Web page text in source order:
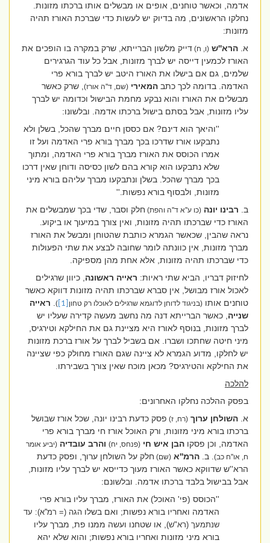
אדמה, וכאשר טוחנים, אופים או מבשלים אותו ברכתו מזונות.
נחלקו הראשונים, מה בדיוק יש לעשות כדי שברכת האורז תהיה
מזונות:
א.הרא''ש (ו, ח) דייק מלשון הברייתא, שרק במקרה בו הופכים את
האורז לכמעין דייסה יש לברך מזונות, אבל כל עוד הגרגירים
שלמים, גם אם בישלו את האורז היטב יש לברך בורא פרי
האדמה. בדומה לכך כתבהמאירי (שם, ד''ה אורז), שרק כאשר
מבשלים את האורז והוא נבקע מחמת הבישול וכדומה יש לברך
עליו מזונות, אבל בסתם בישול ברכתו אדמה. ובלשונו:
''והיאך הוא דינם? אם כססן חיים מברך שהכל, בשלן ולא
נתבקעו אורז שדרכו בכך מברך בורא פרי האדמה ועל זו
אמרו הכוסס את האורז מברך בורא פרי האדמה, ומתוך
שלא נתבקעו הוא קורא בהם לשון כסיסה ודוחן שאין דרכו
בכך מברך שהכל. בשלן ונתבקעו מברך עליהם בורא מיני
מזונות, ולבסוף בורא נפשות.''
ב.רבינו יונה (כו ע''א ד''ה והפת)חלק וסבר, שדי בכך שמבשלים את
האורז כדי שברכתו תהיה מזונות, ואין צורך במיעוך או ביקוע.
נראה שהבין, שכאשר הגמרא כותבת שהטוחן ומבשל את האורז
מברך מזונות, אין כוונתה לומר שחובה לבצע את שתי הפעולות
כדי שברכתו תהיה מזונות, אלא אחת מהן מספיקה.
לחיזוק דבריו, הביא שתי ראיות:ראייה ראשונה, כיוון שרגילים
לאכול אורז מבושל, אין סברא שברכתו תהיה מזונות דווקא כאשר
טוחנים אותו(בניגוד לדוחן לדוגמא שרגילים לאוכלו רק טחון[1]
)
.ראייה
שנייה, כאשר הברייתא דנה מה נחשב מעשה קדירה שעליו יש
לברך מזונות, בנוסף לאורז היא מציינת גם את החילקא וטירגיס,
מיני חיטה שחתכו ושברו. אם בשביל לברך על אורז ברכת מזונות
יש לחלקו, מדוע הגמרא לא ציינה שגם האורז מחולק כפי שציינה
את החילקא והטירגיס? מכאן מוכח שאין צורך בשבירתו.
להלכה
בפסק ההלכה נחלקו האחרונים:
א.השולחן ערוך (רח, ז) פסק כדעת רבינו יונה, שכל אורז שבושל
ברכתו בורא מיני מזונות, ורק האוכל אורז חי מברך בורא פרי
האדמה, וכן פסקוהבן איש חי (פנחס, יח) והרב עובדיה (יביע אומר
ח, או''ח כב). ב.הרמ''א (שם)חלק על השולחן ערוך, ופסק כדעת
הרא''ש שדווקא כאשר האורז מעוך כדייסא יש לברך עליו מזונות,
אבל בבישול בלבד ברכתו אדמה. ובלשונם:
''הכוסס (פי' האוכל) את האורז, מברך עליו בורא פרי
האדמה ואחריו בורא נפשות; ואם בשלוהגה (= רמ''א): עד
שנתמעך (רא"ש), או שטחנו ועשה ממנו פת, מברך עליו
בורא מיני מזונות ואחריו בורא נפשות; והוא שלא יהא